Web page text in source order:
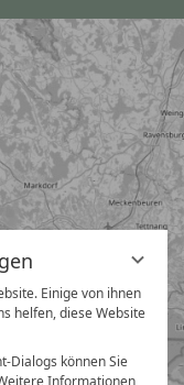
Einige von ihnen
helfen, diese Website
Dialogs können Sie
Informationen